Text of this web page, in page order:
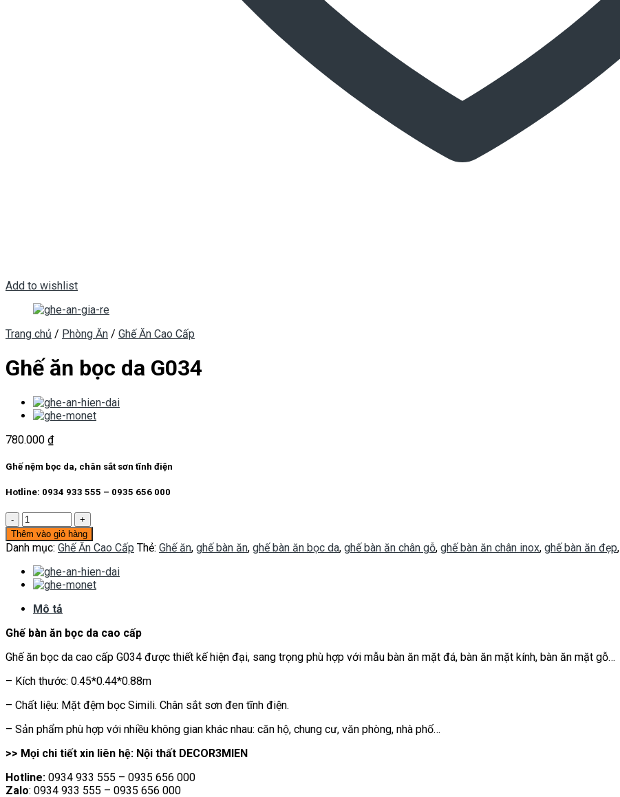
Add to wishlist
Trang chủ / Phòng Ăn / Ghế Ăn Cao Cấp
Ghế ăn bọc da G034
780.000 ₫
Ghế nệm bọc da, chân sắt sơn tĩnh điện
Hotline: 0934 933 555 – 0935 656 000
Ghế
ăn
bọc
G034
số
Thêm vào giỏ hàng
Danh mục: Ghế Ăn Cao Cấp Thẻ: Ghế ăn, ghế bàn ăn, ghế bàn ăn bọc da, ghế bàn ăn chân gỗ, ghế bàn ăn chân inox, ghế bàn ăn đẹp,
Mô tả
Ghế bàn ăn bọc da cao cấp
Ghế ăn bọc da cao cấp G034 được thiết kế hiện đại, sang trọng phù hợp với mẫu bàn ăn mặt đá, bàn ăn mặt kính, bàn ăn mặt gỗ…
– Kích thước: 0.45*0.44*0.88m
– Chất liệu: Mặt đệm bọc Simili. Chân sắt sơn đen tĩnh điện.
– Sản phẩm phù hợp với nhiều không gian khác nhau: căn hộ, chung cư, văn phòng, nhà phố…
>> Mọi chi tiết xin liên hệ: Nội thất DECOR3MIEN
Hotline: 0934 933 555 – 0935 656 000
Zalo: 0934 933 555 – 0935 656 000